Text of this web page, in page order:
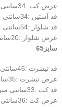
عرض کت :34سانتی متر
قد آستین :34سانتی متر
قد شلوار :54سانتی متر
عرض شلوار :20سانتی متر
سایز65
قد تیشرت :46سانتی متر
عرض تیشرت :35سانتی متر
قد کت :33سانتی متر
عرض کت :36سانتی متر